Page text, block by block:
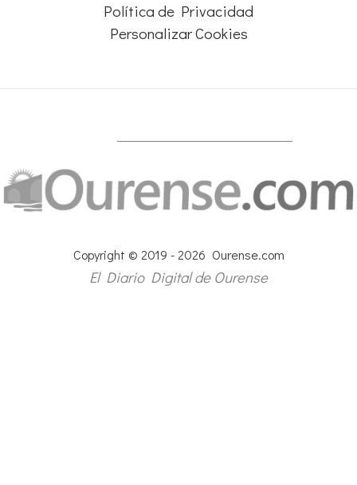
Política de Privacidad
Personalizar Cookies
Copyright © 2019 - 2026 Ourense.com
El Diario Digital de Ourense